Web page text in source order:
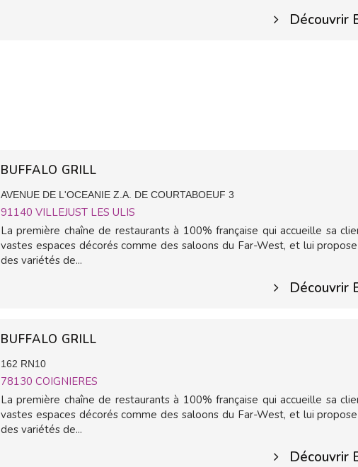
Découvrir
BUFFALO GRILL
AVENUE DE L'OCEANIE Z.A. DE COURTABOEUF 3
91140 VILLEJUST LES ULIS
La première chaîne de restaurants à 100% française qui accueille sa
vastes espaces décorés comme des saloons du Far-West, et lui
des variétés de...
Découvrir
BUFFALO GRILL
162 RN10
78130 COIGNIERES
La première chaîne de restaurants à 100% française qui accueille sa
vastes espaces décorés comme des saloons du Far-West, et lui
des variétés de...
Découvrir